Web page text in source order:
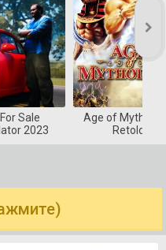
Sale
2023
Age of
Retold